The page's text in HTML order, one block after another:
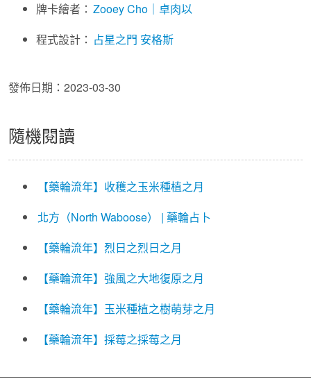
牌卡繪者： Zooey Cho｜卓肉以
程式設計： 占星之門 安格斯
發佈日期：2023-03-30
隨機閱讀
【藥輪流年】收穫之玉米種植之月
北方（North Waboose） | 藥輪占卜
【藥輪流年】烈日之烈日之月
【藥輪流年】強風之大地復原之月
【藥輪流年】玉米種植之樹萌芽之月
【藥輪流年】採莓之採莓之月